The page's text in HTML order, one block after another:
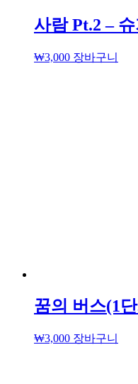
사람 Pt.2 –
₩3,000 장바구니
꿈의 버스(1
₩3,000 장바구니